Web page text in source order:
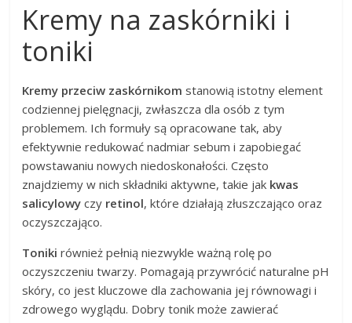
Kremy na zaskórniki i
toniki
Kremy przeciw zaskórnikom stanowią istotny element
codziennej pielęgnacji, zwłaszcza dla osób z tym
problemem. Ich formuły są opracowane tak, aby
efektywnie redukować nadmiar sebum i zapobiegać
powstawaniu nowych niedoskonałości. Często
znajdziemy w nich składniki aktywne, takie jak kwas
salicylowy czy retinol, które działają złuszczająco oraz
oczyszczająco.
Toniki również pełnią niezwykle ważną rolę po
oczyszczeniu twarzy. Pomagają przywrócić naturalne pH
skóry, co jest kluczowe dla zachowania jej równowagi i
zdrowego wyglądu. Dobry tonik może zawierać